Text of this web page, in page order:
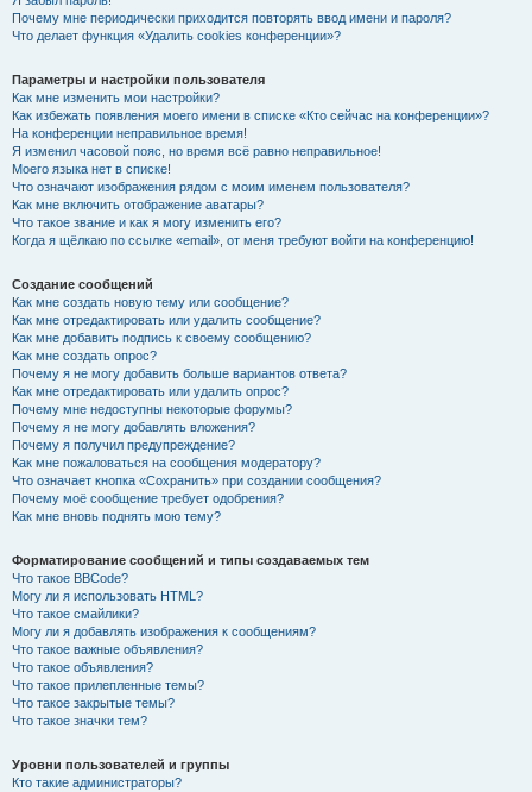
Почему мне периодически приходится повторять ввод имени и пароля?
Что делает функция «Удалить cookies конференции»?
Параметры и настройки пользователя
Как мне изменить мои настройки?
Как избежать появления моего имени в списке «Кто сейчас на конференции»?
На конференции неправильное время!
Я изменил часовой пояс, но время всё равно неправильное!
Моего языка нет в списке!
Что означают изображения рядом с моим именем пользователя?
Как мне включить отображение аватары?
Что такое звание и как я могу изменить его?
Когда я щёлкаю по ссылке «email», от меня требуют войти на конференцию!
Создание сообщений
Как мне создать новую тему или сообщение?
Как мне отредактировать или удалить сообщение?
Как мне добавить подпись к своему сообщению?
Как мне создать опрос?
Почему я не могу добавить больше вариантов ответа?
Как мне отредактировать или удалить опрос?
Почему мне недоступны некоторые форумы?
Почему я не могу добавлять вложения?
Почему я получил предупреждение?
Как мне пожаловаться на сообщения модератору?
Что означает кнопка «Сохранить» при создании сообщения?
Почему моё сообщение требует одобрения?
Как мне вновь поднять мою тему?
Форматирование сообщений и типы создаваемых тем
Что такое BBCode?
Могу ли я использовать HTML?
Что такое смайлики?
Могу ли я добавлять изображения к сообщениям?
Что такое важные объявления?
Что такое объявления?
Что такое прилепленные темы?
Что такое закрытые темы?
Что такое значки тем?
Уровни пользователей и группы
Кто такие администраторы?